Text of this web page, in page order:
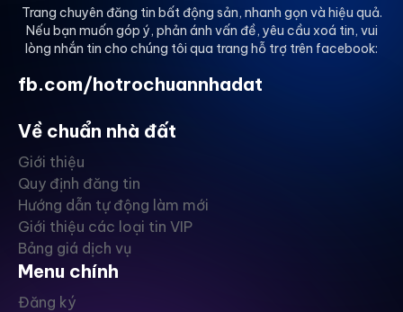
Trang chuyên đăng tin bất động sản, nhanh gọn và hiệu quả.
Nếu bạn muốn góp ý, phản ánh vấn đề, yêu cầu xoá tin, vui
lòng nhắn tin cho chúng tôi qua trang hỗ trợ trên facebook:
fb.com/hotrochuannhadat
Về chuẩn nhà đất
Giới thiệu
Quy định đăng tin
Hướng dẫn tự động làm mới
Giới thiệu các loại tin VIP
Bảng giá dịch vụ
Menu chính
Đăng ký